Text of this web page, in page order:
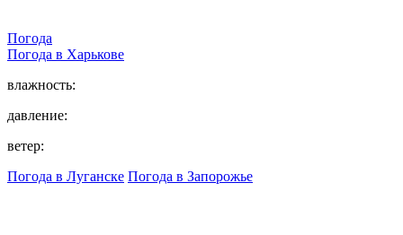
Погода
Погода в Харькове
влажность:
давление:
ветер:
Погода в Луганске Погода в Запорожье